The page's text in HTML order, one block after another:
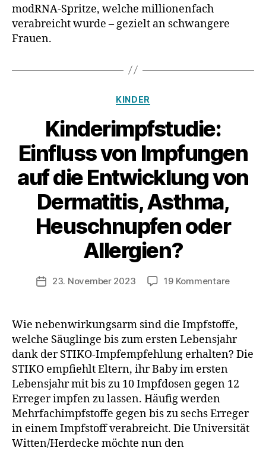
modRNA-Spritze, welche millionenfach
verabreicht wurde – gezielt an schwangere
Frauen.
Kategorien
KINDER
Kinderimpfstudie:
Einfluss von Impfungen
auf die Entwicklung von
Dermatitis, Asthma,
Heuschnupfen oder
Allergien?
Veröffentlichungsdatum
23. November 2023 19 Kommentarezu
von
auf
die
von
Asthma,
Wie nebenwirkungsarm sind die Impfstoffe,
welche Säuglinge bis zum ersten Lebensjahr
dank der STIKO-Impfempfehlung erhalten? Die
STIKO empfiehlt Eltern, ihr Baby im ersten
Lebensjahr mit bis zu 10 Impfdosen gegen 12
Erreger impfen zu lassen. Häufig werden
Mehrfachimpfstoffe gegen bis zu sechs Erreger
in einem Impfstoff verabreicht. Die Universität
Witten/Herdecke möchte nun den